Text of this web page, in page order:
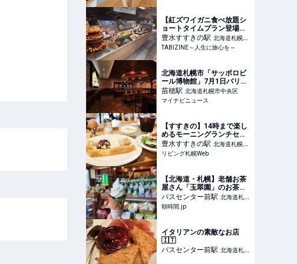
【紅ズワイガニ食べ放題シ
ョートタイムプラン登場】
週2回の本マグロ解体ショ
ーもあり！｜札幌・ススキ
ノデパート | TABIZINE～人
豊水すすきの駅 北海道札幌市
中央区
TABIZINE～人生に旅心を～
北海道札幌市「サッポロビ
ール博物館」7月1日バリュ
ーアップオープン - 「道民
割」導入も
苗穂駅 北海道札幌市中央区
マイナビニュース
【すすきの】14時まで楽し
めるモーニングランチセッ
ト880円！おしゃれカフェ
「日晴堂」
豊水すすきの駅 北海道札幌市
中央区
リビング札幌Web
【北海道・札幌】老舗お茶
屋さん「玉翠園」のお茶漬
けと『雪萌えパフェ』で朝
から癒される♪ - 朝時間.jp
バスセンター前駅 北海道札幌
市中央区
朝時間.jp
イタリアンの素敵なお店
🇮🇹
バスセンター前駅 北海道札幌